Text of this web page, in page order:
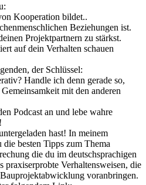
Kooperation bildet..
Beziehungen ist.
Projektpartnern zu stärkst.
auf dein Verhalten schauen
der Schlüssel:
Handle ich denn gerade so,
mit den anderen
Podcast an und lebe wahre
hast! In meinem
besten Tipps zum Thema
die du im deutschsprachigen
praxiserprobte Verhaltensweisen, die
voranbringen.